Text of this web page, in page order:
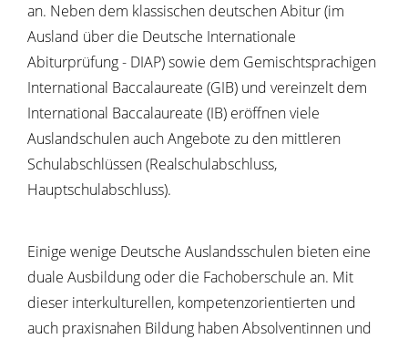
an. Neben dem klassischen deutschen Abitur (im
Ausland über die Deutsche Internationale
Abiturprüfung - DIAP) sowie dem Gemischtsprachigen
International Baccalaureate (GIB) und vereinzelt dem
International Baccalaureate (IB) eröffnen viele
Auslandschulen auch Angebote zu den mittleren
Schulabschlüssen (Realschulabschluss,
Hauptschulabschluss).
Einige wenige Deutsche Auslandsschulen bieten eine
duale Ausbildung oder die Fachoberschule an. Mit
dieser interkulturellen, kompetenzorientierten und
auch praxisnahen Bildung haben Absolventinnen und